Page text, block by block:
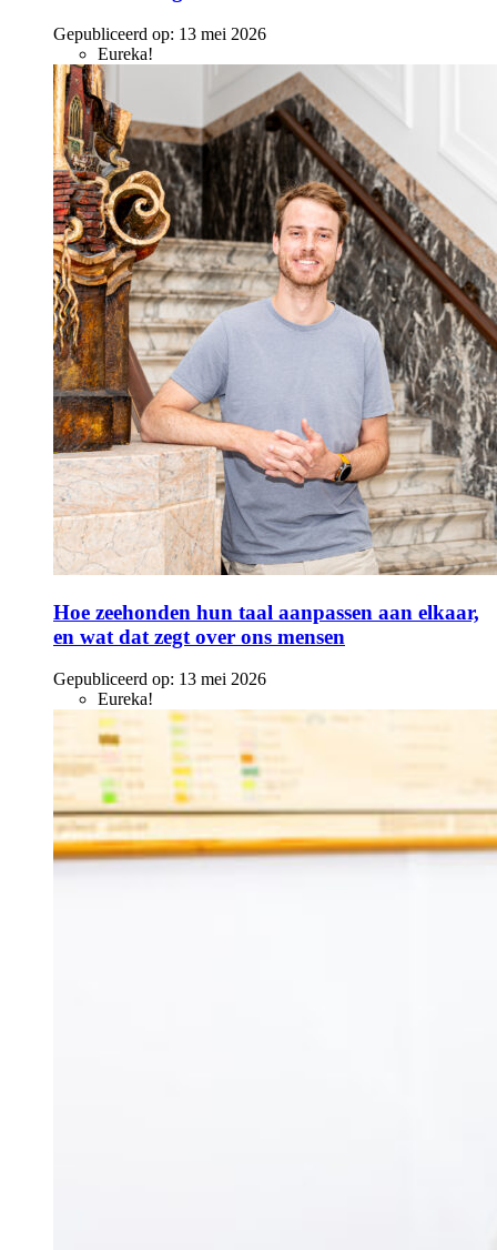
Gepubliceerd op: 13 mei 2026
Eureka!
Hoe zeehonden hun taal aanpassen aan elkaar,
en wat dat zegt over ons mensen
Gepubliceerd op: 13 mei 2026
Eureka!